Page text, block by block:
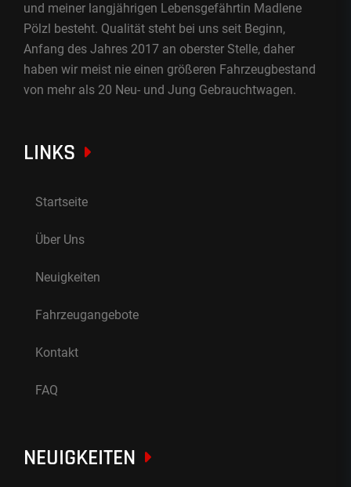
und meiner langjährigen Lebensgefährtin Madlene
Pölzl besteht. Qualität steht bei uns seit Beginn,
Anfang des Jahres 2017 an oberster Stelle, daher
haben wir meist nie einen größeren Fahrzeugbestand
von mehr als 20 Neu- und Jung Gebrauchtwagen.
LINKS
Startseite
Über Uns
Neuigkeiten
Fahrzeugangebote
Kontakt
FAQ
NEUIGKEITEN